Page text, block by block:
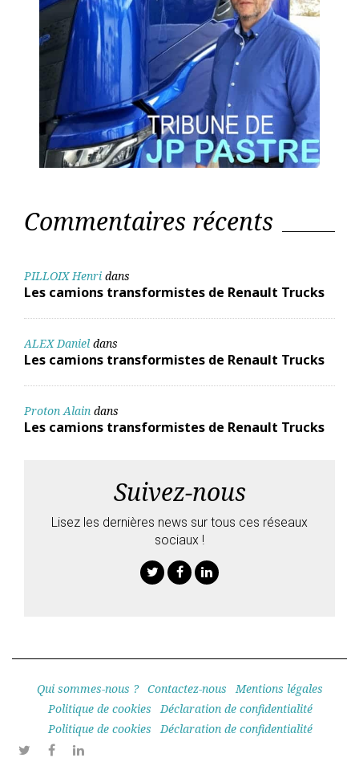
Commentaires récents
PILLOIX Henri dans
Les camions transformistes de Renault Trucks
ALEX Daniel dans
Les camions transformistes de Renault Trucks
Proton Alain dans
Les camions transformistes de Renault Trucks
Suivez-nous
Lisez les dernières news sur tous ces réseaux
sociaux !
Qui sommes-nous ? Contactez-nous
Mentions légales
Politique de cookies
Déclaration de confidentialité
Politique de cookies
Déclaration de confidentialité